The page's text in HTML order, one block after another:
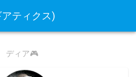
ティクス)
ディア🎮